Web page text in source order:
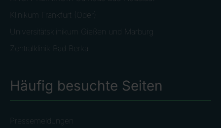
Klinikum Frankfurt (Oder)
Universitätsklinikum Gießen und Marburg
Zentralklinik Bad Berka
Häufig besuchte Seiten
Pressemeldungen